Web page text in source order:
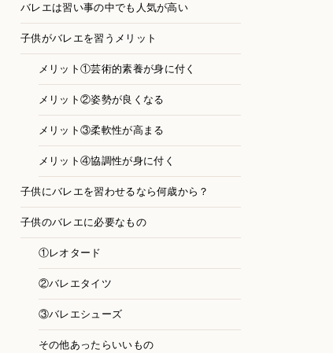
バレエは習い事の中でも人気が高い
子供がバレエを習うメリット
メリット①芸術的素養が身に付く
メリット②姿勢が良くなる
メリット③柔軟性が高まる
メリット④協調性が身に付く
子供にバレエを習わせるなら何歳から？
子供のバレエに必要なもの
①レオタード
②バレエタイツ
③バレエシューズ
その他あったらいいもの